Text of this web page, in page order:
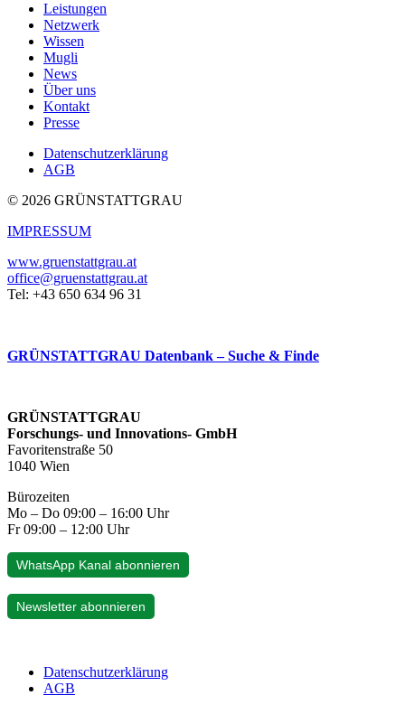
Leistungen
Netzwerk
Wissen
Mugli
News
Über uns
Kontakt
Presse
Datenschutzerklärung
AGB
© 2026 GRÜNSTATTGRAU
IMPRESSUM
www.gruenstattgrau.at
office@gruenstattgrau.at
Tel: +43 650 634 96 31
GRÜNSTATTGRAU Datenbank – Suche & Finde
GRÜNSTATTGRAU
Forschungs- und Innovations- GmbH
Favoritenstraße 50
1040 Wien
Bürozeiten
Mo – Do 09:00 – 16:00 Uhr
Fr 09:00 – 12:00 Uhr
WhatsApp Kanal abonnieren
Newsletter abonnieren
Datenschutzerklärung
AGB